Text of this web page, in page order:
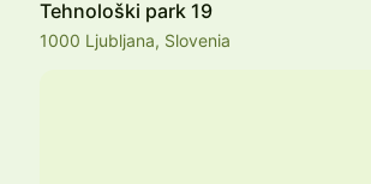
Tehnološki park 19
1000 Ljubljana, Slovenia